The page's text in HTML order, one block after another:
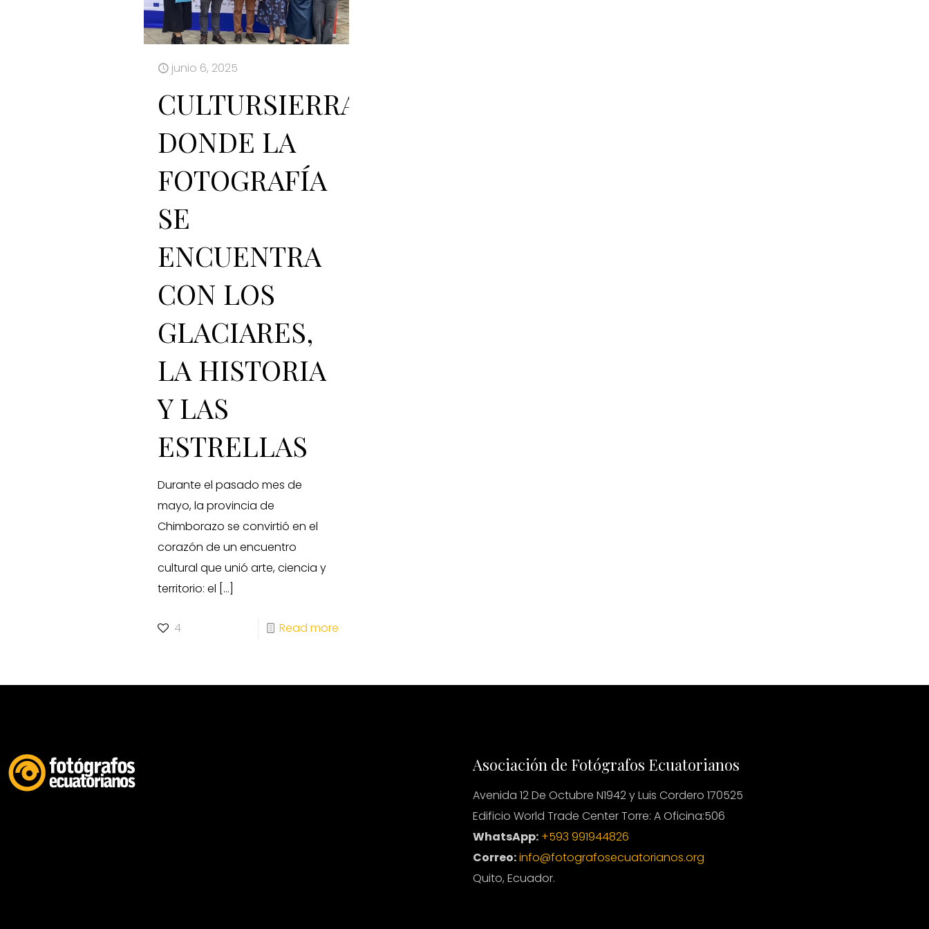
junio 6, 2025
CULTURSIERRA:
DONDE LA
FOTOGRAFÍA
SE
ENCUENTRA
CON LOS
GLACIARES,
LA HISTORIA
Y LAS
ESTRELLAS
Durante el pasado mes de
mayo, la provincia de
Chimborazo se convirtió en el
corazón de un encuentro
cultural que unió arte, ciencia y
territorio: el […]
4 Read more
Asociación de Fotógrafos Ecuatorianos
Avenida 12 De Octubre N1942 y Luis Cordero 170525
Edificio World Trade Center Torre: A Oficina:506
WhatsApp: +593 991944826
Correo:info@fotografosecuatorianos.org
Quito, Ecuador.